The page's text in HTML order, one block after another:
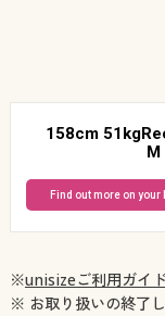
158cm
M
Find out more on your
※unisizeご利用ガイド
※ お取り扱いの終了